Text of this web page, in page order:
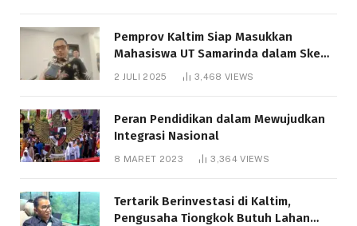
Pemprov Kaltim Siap Masukkan
Mahasiswa UT Samarinda dalam Skema
Bantuan Pendidikan Gratispol
2 JULI 2025 3,468 VIEWS
Peran Pendidikan dalam Mewujudkan
Integrasi Nasional
8 MARET 2023 3,364VIEWS
Tertarik Berinvestasi di Kaltim,
Pengusaha Tiongkok Butuh Lahan